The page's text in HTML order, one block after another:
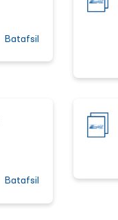
Batafsil
Batafsil